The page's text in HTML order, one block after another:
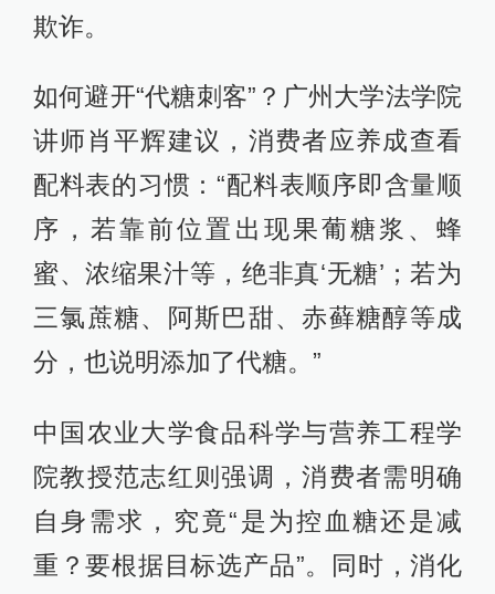
欺诈。
如何避开“代糖刺客”？广州大学法学院
讲师肖平辉建议，消费者应养成查看
配料表的习惯：“配料表顺序即含量顺
序，若靠前位置出现果葡糖浆、蜂
蜜、浓缩果汁等，绝非真‘无糖’；若为
三氯蔗糖、阿斯巴甜、赤藓糖醇等成
分，也说明添加了代糖。”
中国农业大学食品科学与营养工程学
院教授范志红则强调，消费者需明确
自身需求，究竟“是为控血糖还是减
重？要根据目标选产品”。同时，消化